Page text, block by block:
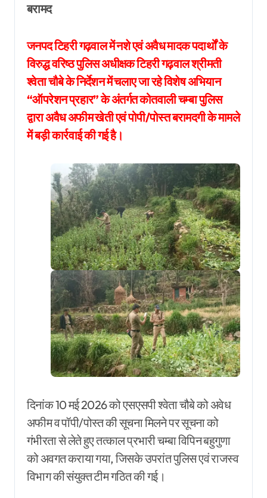
बरामद
जनपद टिहरी गढ़वाल में नशे एवं अवैध मादक पदार्थों के
विरुद्ध वरिष्ठ पुलिस अधीक्षक टिहरी गढ़वाल श्रीमती
श्वेता चौबे के निर्देशन में चलाए जा रहे विशेष अभियान
“ऑपरेशन प्रहार” के अंतर्गत कोतवाली चम्बा पुलिस
द्वारा अवैध अफीम खेती एवं पोपी/पोस्त बरामदगी के मामले
में बड़ी कार्रवाई की गई है।
दिनांक 10 मई 2026 को एसएसपी श्वेता चौबे को अवेध
अफीम व पॉपी/पोस्त की सूचना मिलने पर सूचना को
गंभीरता से लेते हुए तत्काल प्रभारी चम्बा विपिन बहुगुणा
को अवगत कराया गया, जिसके उपरांत पुलिस एवं राजस्व
विभाग की संयुक्त टीम गठित की गई।